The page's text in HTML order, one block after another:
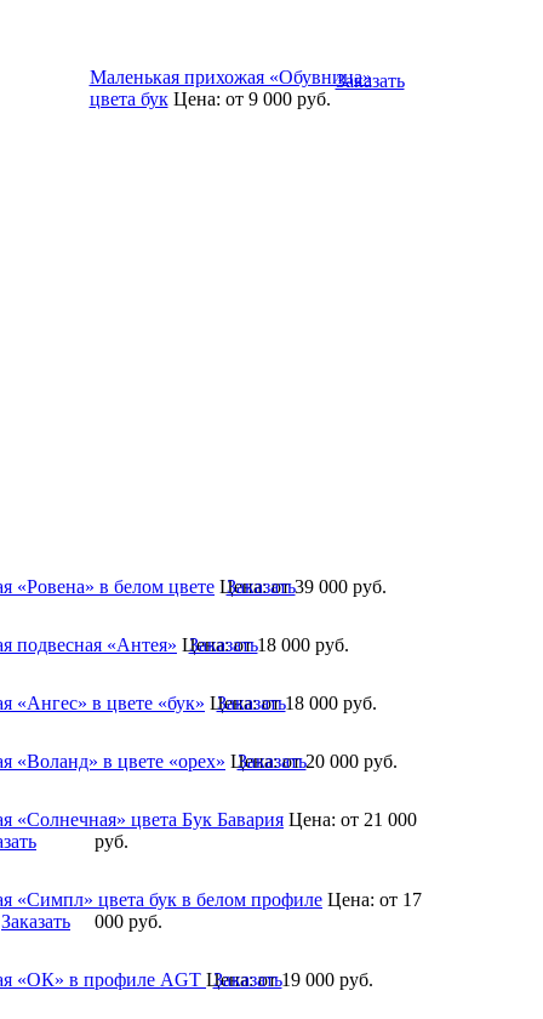
Маленькая прихожая «Обувница»
цвета бук Цена: от 9 000руб.
Заказать
«Ровена» в белом цвете Цена:от 39 000 руб.
Заказать
подвесная «Антея» Цена:от 18 000 руб.
Заказать
«Ангес» в цвете «бук» Цена:от 18 000 руб.
Заказать
«Воланд» в цвете «орех» Цена:от 20 000 руб.
Заказать
«Солнечная» цвета Бук Бавария Цена: от 21 000
руб.
«Симпл» цвета бук в белом профиле Цена: от 17
000руб.
Заказать
«ОК» в профиле AGT Цена:от 19 000 руб.
Заказать